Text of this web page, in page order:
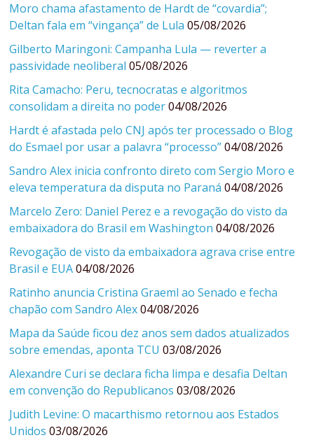
Moro chama afastamento de Hardt de “covardia”;
Deltan fala em “vingança” de Lula 05/08/2026
Gilberto Maringoni: Campanha Lula — reverter a
passividade neoliberal 05/08/2026
Rita Camacho: Peru, tecnocratas e algoritmos
consolidam a direita no poder 04/08/2026
Hardt é afastada pelo CNJ após ter processado o Blog
do Esmael por usar a palavra “processo” 04/08/2026
Sandro Alex inicia confronto direto com Sergio Moro e
eleva temperatura da disputa no Paraná 04/08/2026
Marcelo Zero: Daniel Perez e a revogação do visto da
embaixadora do Brasil em Washington 04/08/2026
Revogação de visto da embaixadora agrava crise entre
Brasil e EUA 04/08/2026
Ratinho anuncia Cristina Graeml ao Senado e fecha
chapão com Sandro Alex 04/08/2026
Mapa da Saúde ficou dez anos sem dados atualizados
sobre emendas, aponta TCU 03/08/2026
Alexandre Curi se declara ficha limpa e desafia Deltan
em convenção do Republicanos 03/08/2026
Judith Levine: O macarthismo retornou aos Estados
Unidos 03/08/2026